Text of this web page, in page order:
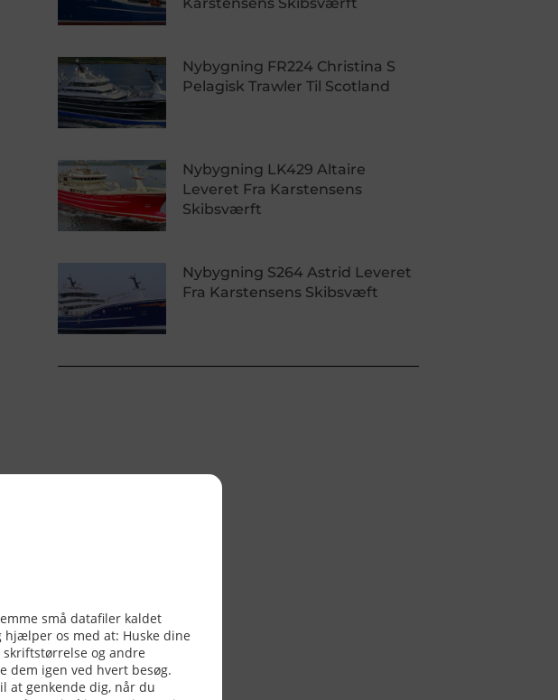
Nybygning FR224 Christina S
Pelagisk Trawler Til Scotland
Nybygning LK429 Altaire
Leveret Fra Karstensens
Skibsværft
Nybygning S264 Astrid Leveret
Fra Karstensens Skibsvæft